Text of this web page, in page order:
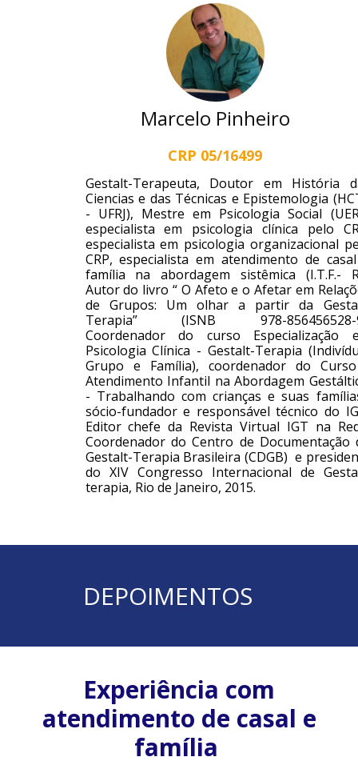
Marcelo Pinheiro
CRP 05/16499
Gestalt-Terapeuta,​ Doutor em História
Ciencias e das Técnicas e Epistemologia
- UFRJ), Mestre em Psicologia Social
especialista em psicologia clínica pelo
especialista em psicologia organizacional
CRP, especialista em atendimento de
família na abordagem sistêmica (I.T.F.-
Autor do livro “ O Afeto e o Afetar em
de Grupos: Um olhar a partir da
Terapia” (ISNB 978-856456528-
Coordenador do curso Especialização
Psicologia Clínica - Gestalt-Terapia
Grupo e Família), coordenador do
Atendimento Infantil na Abordagem
- Trabalhando com crianças e suas
sócio-fundador e responsável técnico do
Editor chefe da Revista Virtual IGT na
Coordenador do Centro de Documentação
Gestalt-Terapia Brasileira (CDGB) e
do XIV Congresso Internacional de
terapia, Rio de Janeiro, 2015.
DEPOIMENTOS
Experiência com
atendimento de casal e
família